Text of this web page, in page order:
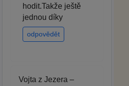
hodit.Takže ještě
jednou díky
odpovědět
Vojta z Jezera –